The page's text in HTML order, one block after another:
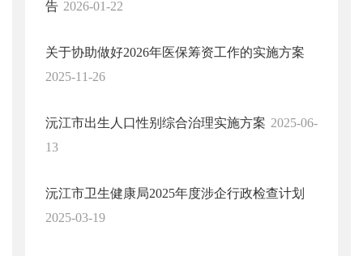
告 2026-01-22
关于协助做好2026年医保筹资工作的实施方案
2025-11-26
沅江市出生人口性别综合治理实施方案 2025-06-
13
沅江市卫生健康局2025年度涉企行政检查计划
2025-03-19